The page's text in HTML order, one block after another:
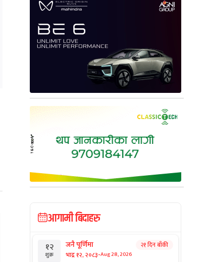
आगामी बिदाहरु
१२
शुक्र
जनै पूर्णिमा
भाद्र १२, २०८३-Aug 28, 2026
२१ दिन बाँकी